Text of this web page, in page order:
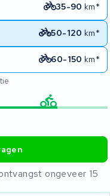
35-90 km*
50-120 km*
60-150 km*
ongeveer 15